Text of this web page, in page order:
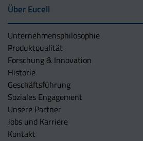
Über Eucell
Unternehmens­philosophie
Produktqualität
Forschung & Innovation
Historie
Geschäftsführung
Soziales Engagement
Unsere Partner
Jobs und Karriere
Kontakt